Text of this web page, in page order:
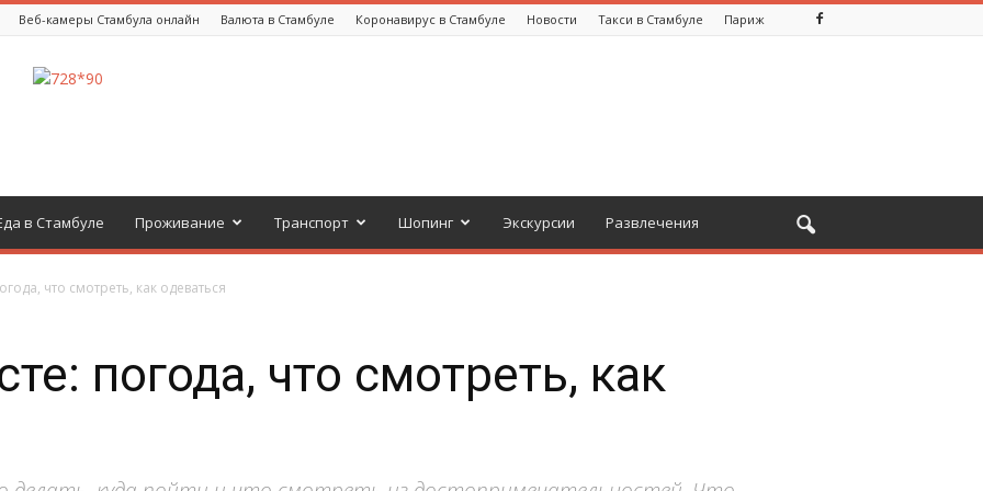
Веб-камеры Стамбула онлайн Валюта в Стамбуле Коронавирус в Стамбуле Новости Такси в Стамбуле Париж
в Стамбуле Проживание Транспорт Шопинг Экскурсии Развлечения
что смотреть, как одеваться
погода, что смотреть, как